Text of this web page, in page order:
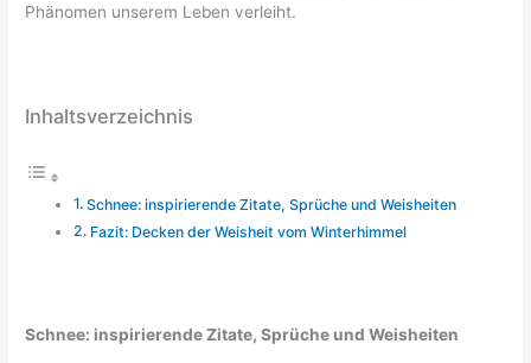
Phänomen unserem Leben verleiht.
Inhaltsverzeichnis
Schnee: inspirierende Zitate, Sprüche und Weisheiten
Fazit: Decken der Weisheit vom Winterhimmel
Schnee: inspirierende Zitate, Sprüche und Weisheiten